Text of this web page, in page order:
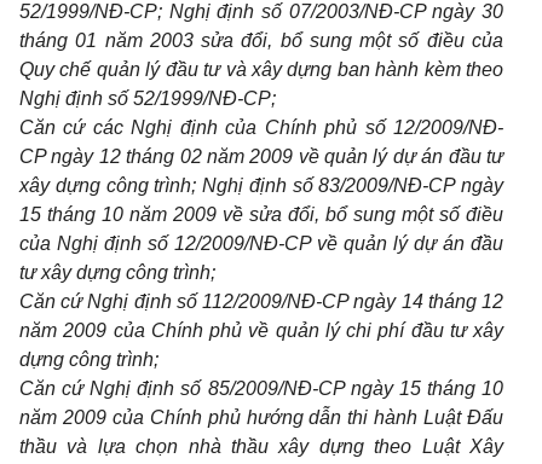
52/1999/NĐ-CP; Nghị định số 07/2003/NĐ-CP ngày 30
tháng 01 năm 2003 sửa đổi, bổ sung một số điều của
Quy chế quản lý đầu tư và xây dựng ban hành kèm theo
Nghị định số 52/1999/NĐ-CP;
Căn cứ các Nghị định của Chính phủ số 12/2009/NĐ-
CP ngày 12 tháng 02 năm 2009 về quản lý dự án đầu tư
xây dựng công trình; Nghị định số 83/2009/NĐ-CP ngày
15 tháng 10 năm 2009 về sửa đổi, bổ sung một số điều
của Nghị định số 12/2009/NĐ-CP về quản lý dự án đầu
tư xây dựng công trình;
Căn cứ Nghị định số 112/2009/NĐ-CP ngày 14 tháng 12
năm 2009 của Chính phủ về quản lý chi phí đầu tư xây
dựng công trình;
Căn cứ Nghị định số 85/2009/NĐ-CP ngày 15 tháng 10
năm 2009 của Chính phủ hướng dẫn thi hành Luật Đấu
thầu và lựa chọn nhà thầu xây dựng theo Luật Xây